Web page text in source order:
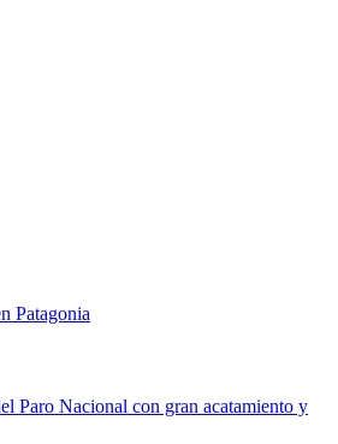
Patagonia
Paro Nacional con gran acatamiento y